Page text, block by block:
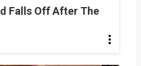
Falls Off After The